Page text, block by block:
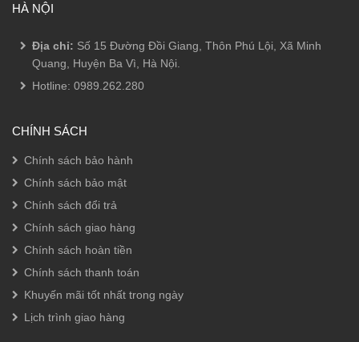
HÀ NỘI
Địa chỉ: Số 15 Đường Đồi Giang, Thôn Phú Lội, Xã Minh
Quang, Huyện Ba Vì, Hà Nội.
Hotline: 0989.262.280
CHÍNH SÁCH
Chính sách bảo hành
Chính sách bảo mật
Chính sách đổi trả
Chính sách giao hàng
Chính sách hoàn tiền
Chính sách thanh toán
Khuyến mãi tốt nhất trong ngày
Lịch trình giao hàng